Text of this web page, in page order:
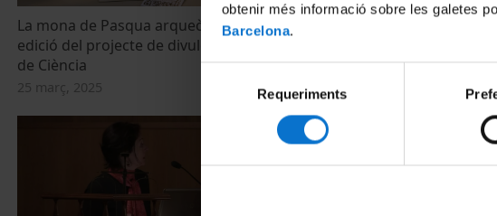
obtenir més informació sobre les galetes
Barcelona.
consentiment
Requeriments
La mona de Pasqua arqueòloga: nova
edició del projecte de divulgació Mones
de Ciència
25 març, 2025
24 abril, 2023